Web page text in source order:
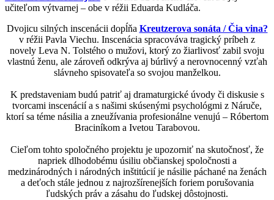
učiteľom výtvarnej – obe v réžii Eduarda Kudláča.
Dvojicu silných inscenácii dopĺňa Kreutzerova sonáta / Čia vina?
v réžii Pavla Viechu. Inscenácia spracováva tragický príbeh z
novely Leva N. Tolstého o mužovi, ktorý zo žiarlivosť zabil svoju
vlastnú ženu, ale zároveň odkrýva aj búrlivý a nerovnocenný vzťah
slávneho spisovateľa so svojou manželkou.
K predstaveniam budú patriť aj dramaturgické úvody či diskusie s
tvorcami inscenácií a s našimi skúsenými psychológmi z Náruče,
ktorí sa téme násilia a zneužívania profesionálne venujú – Róbertom
Braciníkom a Ivetou Tarabovou.
Cieľom tohto spoločného projektu je upozorniť na skutočnosť, že
napriek dlhodobému úsiliu občianskej spoločnosti a
medzinárodných i národných inštitúcií je násilie páchané na ženách
a deťoch stále jednou z najrozšírenejších foriem porušovania
ľudských práv a zásahu do ľudskej dôstojnosti.